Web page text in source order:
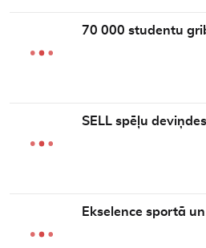
70 000 studentu
SELL spēļu
Ekselence sportā